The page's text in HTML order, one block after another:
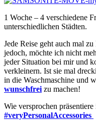
1 Woche – 4 verschiedene
unterschiedlichen Städten.
Jede Reise geht auch mal
jedoch, möchte ich nicht
jeder Situation bei mir und
verkleinern. Ist sie mal
in die Waschmaschine und
wunschfrei zu machen!
Wie versprochen
#veryPersonalAccessories